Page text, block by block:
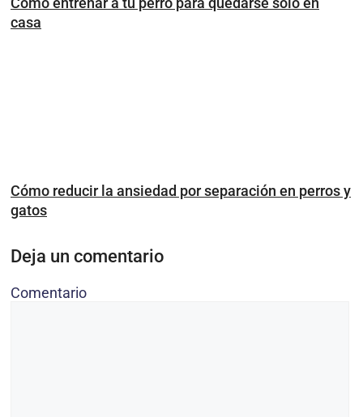
casa
Cómo reducir la ansiedad por separación en perros y
gatos
Deja un comentario
Comentario